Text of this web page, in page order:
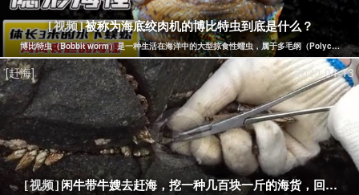
[视频]被称为海底绞肉机的博比特虫到底是什么？
博比特虫（Bobbit worm）是一种生活在海洋中的大型掠食性蠕虫，属于多毛纲（Polychaeta
[赶海] 2020-04-13
[视频] 闲牛带牛嫂去赶海，挖一种几百块一斤的海货，回家煮